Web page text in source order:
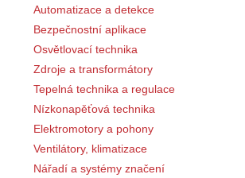
Automatizace a detekce
Bezpečnostní aplikace
Osvětlovací technika
Zdroje a transformátory
Tepelná technika a regulace
Nízkonapěťová technika
Elektromotory a pohony
Ventilátory, klimatizace
Nářadí a systémy značení